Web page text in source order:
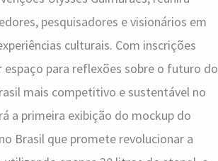
pesquisadores e visionários em
culturais. Com inscrições
para reflexões sobre o futuro do
mais competitivo e sustentável no
a primeira exibição do mockup do
Brasil que promete revolucionar a